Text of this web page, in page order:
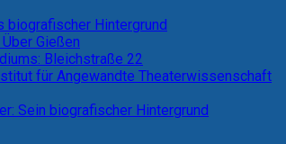
biografischer Hintergrund
Gießen
Bleichstraße 22
für Angewandte Theaterwissenschaft
Sein biografischer Hintergrund